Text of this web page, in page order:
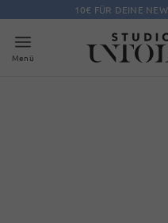
10€ FÜR DEINE
Menü